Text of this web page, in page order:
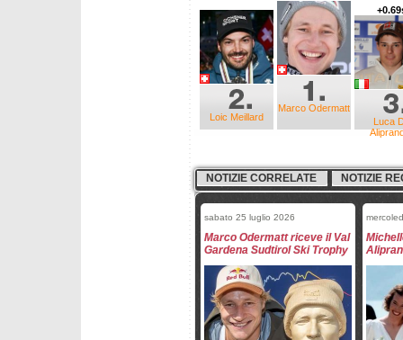
Marco Odermatt
Loic Meillard
Luca
NOTIZIE CORRELATE NOTIZIE
sabato 25 luglio 2026
Marco Odermatt riceve il Val
Gardena Sudtirol Ski Trophy